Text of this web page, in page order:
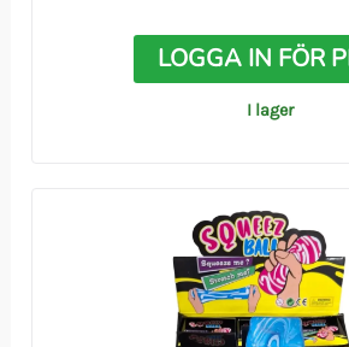
LOGGA IN FÖR
I lager